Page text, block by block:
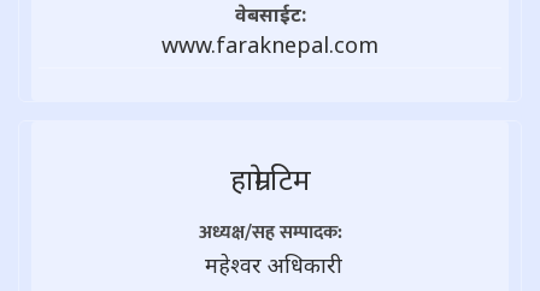
वेबसाईट:
www.faraknepal.com
हाम्राे टिम
अध्यक्ष/सह सम्पादक:
महेश्वर अधिकारी